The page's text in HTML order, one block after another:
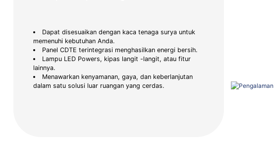
Dapat disesuaikan dengan kaca tenaga surya untuk
memenuhi kebutuhan Anda.
Panel CDTE terintegrasi menghasilkan energi bersih.
Lampu LED Powers, kipas langit -langit, atau fitur
lainnya.
Menawarkan kenyamanan, gaya, dan keberlanjutan
dalam satu solusi luar ruangan yang cerdas.